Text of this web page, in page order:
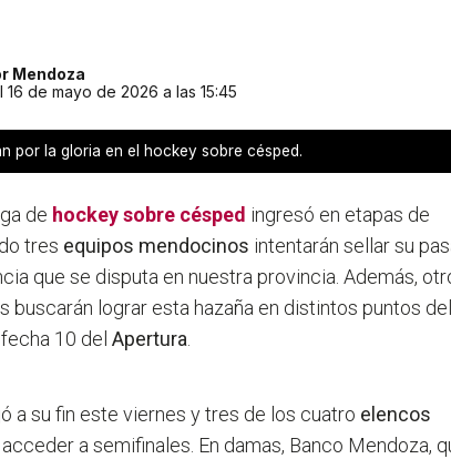
Mendoza
16 de mayo de 2026 a las 15:45
por la gloria en el hockey sobre césped.
de hockey sobre césped ingresó en etapas de
tres equipos mendocinos intentarán sellar su
que se disputa en nuestra provincia. Además,
buscarán lograr esta hazaña en distintos puntos
fecha 10 delApertura
a su fin este viernes y tres de los cuatro elencos
acceder a semifinales. En damas, Banco Mendoza,